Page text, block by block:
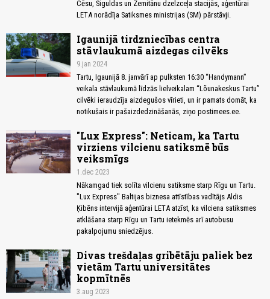
Cēsu, Siguldas un Zemitānu dzelzceļa stacijās, aģentūrai
LETA norādīja Satiksmes ministrijas (SM) pārstāvji.
Igaunijā tirdzniecības centra
stāvlaukumā aizdegas cilvēks
9.jan 2024
Tartu, Igaunijā 8. janvārī ap pulksten 16:30 “Handymann”
veikala stāvlaukumā līdzās lielveikalam “Lõunakeskus Tartu”
cilvēki ieraudzīja aizdegušos vīrieti, un ir pamats domāt, ka
notikušais ir pašaizdedzināšanās, ziņo postimees.ee.
"Lux Express": Neticam, ka Tartu
virziens vilcienu satiksmē būs
veiksmīgs
1.dec 2023
Nākamgad tiek solīta vilcienu satiksme starp Rīgu un Tartu.
"Lux Express" Baltijas biznesa attīstības vadītājs Aldis
Ķibēns intervijā aģentūrai LETA atzīst, ka vilciena satiksmes
atklāšana starp Rīgu un Tartu ietekmēs arī autobusu
pakalpojumu sniedzējus.
Divas trešdaļas gribētāju paliek bez
vietām Tartu universitātes
kopmītnēs
3.aug 2023